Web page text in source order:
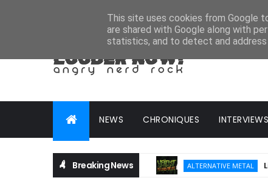
NEWS CHRONIQUES INTERVIEWS
Breaking News ALTERNATIVE METAL Live
This site uses cookies from Google
are shared with Google along with
statistics, and to detect and address